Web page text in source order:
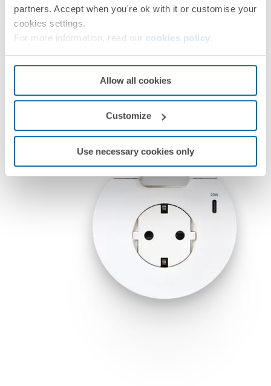
partners. Accept when you're ok with it or customise your
cookies settings.
For more information, read our cookies policy
Allow all cookies
Customize
Use necessary cookies only